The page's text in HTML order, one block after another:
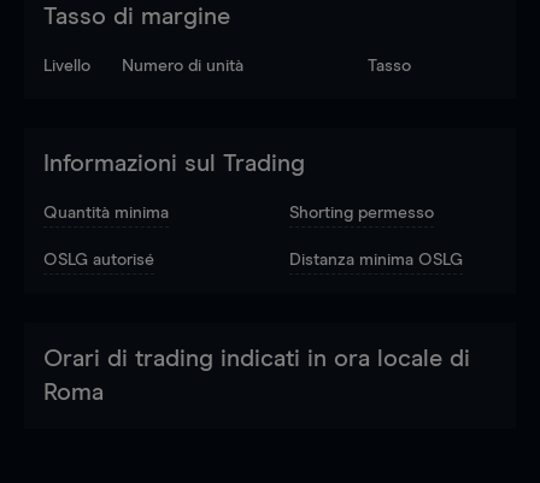
Tasso di margine
Livello Numero di unità Tasso
Informazioni sul Trading
Quantità minima Shorting permesso
OSLG autorisé Distanza minima OSLG
Orari di trading indicati in ora locale di
Roma